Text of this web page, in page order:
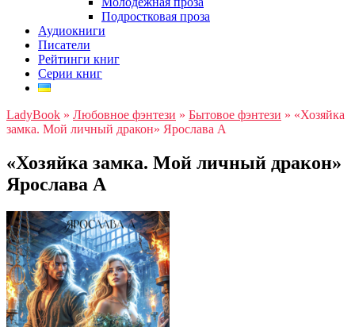
Подростковая проза
Аудиокниги
Писатели
Рейтинги книг
Серии книг
LadyBook » Любовное фэнтези » Бытовое фэнтези » «Хозяйка
замка. Мой личный дракон» Ярослава А
«Хозяйка замка. Мой личный дракон»
Ярослава А